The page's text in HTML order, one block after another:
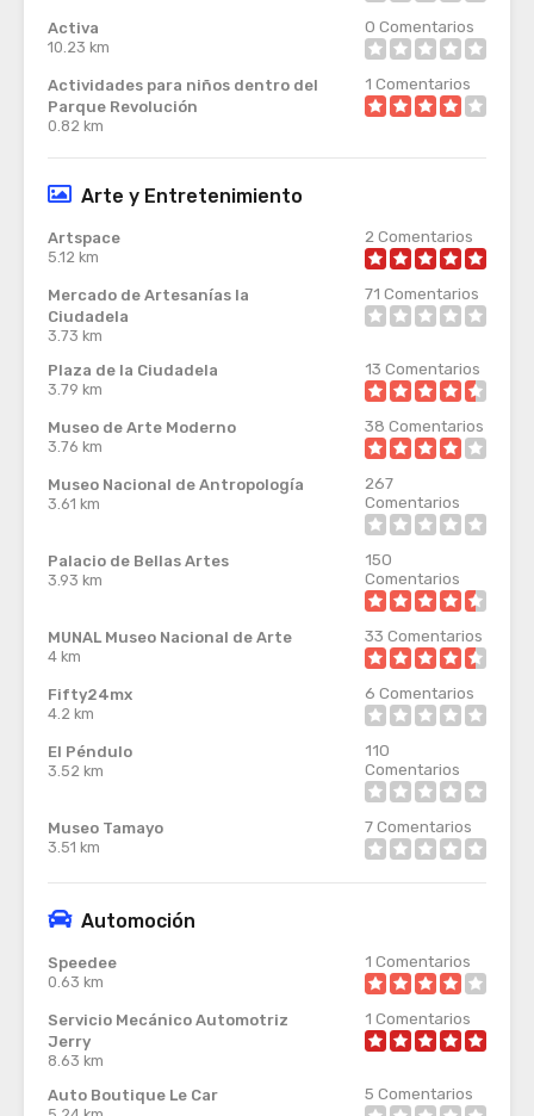
Activa
10.23 km
0 Comentarios
Actividades para niños dentro del
Parque Revolución
0.82 km
1 Comentarios
Arte y Entretenimiento
Artspace
5.12 km
2 Comentarios
Mercado de Artesanías la
Ciudadela
3.73 km
71 Comentarios
Plaza de la Ciudadela
3.79 km
13 Comentarios
Museo de Arte Moderno
3.76 km
38 Comentarios
Museo Nacional de Antropología
3.61 km
267
Comentarios
Palacio de Bellas Artes
3.93 km
150
Comentarios
MUNAL Museo Nacional de Arte
4 km
33 Comentarios
Fifty24mx
4.2 km
6 Comentarios
El Péndulo
3.52 km
110
Comentarios
Museo Tamayo
3.51 km
7Comentarios
Automoción
Speedee
0.63 km
1 Comentarios
Servicio Mecánico Automotriz
Jerry
8.63 km
1 Comentarios
Auto Boutique Le Car
5 Comentarios